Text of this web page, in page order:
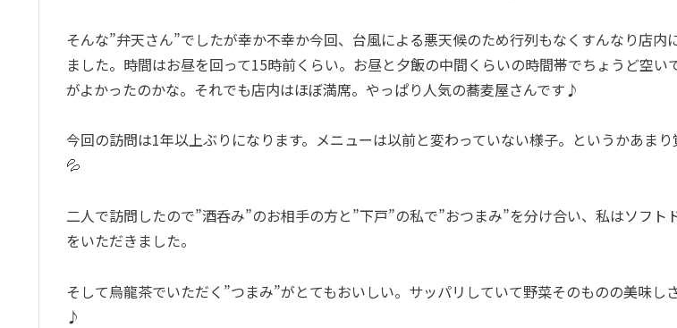
そんな”弁天さん”でしたが幸か不幸か今回、台風による悪天候のため行列もなくすんなり店内
ました。時間はお昼を回って15時前くらい。お昼と夕飯の中間くらいの時間帯でちょうど空い
がよかったのかな。それでも店内はほぼ満席。やっぱり人気の蕎麦屋さんです♪
今回の訪問は1年以上ぶりになります。メニューは以前と変わっていない様子。というかあま
💦
二人で訪問したので”酒呑み”のお相手の方と”下戸”の私で”おつまみ”を分け合い、私はソフト
をいただきました。
そして烏龍茶でいただく”つまみ”がとてもおいしい。サッパリしていて野菜そのものの美味し
♪